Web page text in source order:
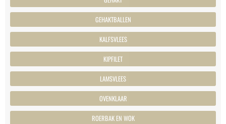
GEHAKTBALLEN
KALFSVLEES
KIPFILET
LAMSVLEES
OVENKLAAR
ROERBAK EN WOK